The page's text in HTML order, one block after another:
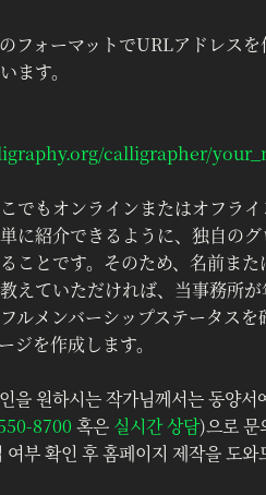
フォーマットでURLアドレスを
ます。
calligrapher/
でもオンラインまたはオフラ
に紹介できるように、独自の
ことです。そのため、名前また
えていただければ、当事務所
ルメンバーシップステータスを
ジを作成します。
을 원하시는 작가님께서는 동양서
8700 혹은 실시간 상담)으로 문
여부 확인 후 홈페이지 제작을 도와